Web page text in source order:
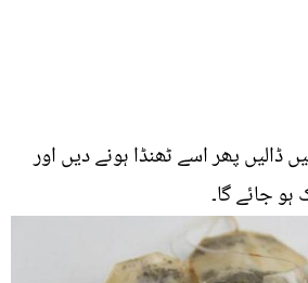
ڈالیں پھر اسے ٹھنڈا ہونے دیں اور
ہو جائے گا۔